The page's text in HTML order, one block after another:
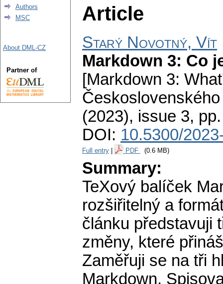
Article
Starý Novotný, Vít
Markdown 3: Co
[Markdown 3:
(2023), issue 3,
DOI: 10.5300/
Full entry PDF (0.6 MB)
Summary:
TeXový balíček
rozšiřitelný a
článku představuji
změny, které
Zaměřuji se na tři
Markdown.
Authors
MSC
About DML-CZ
Partner of